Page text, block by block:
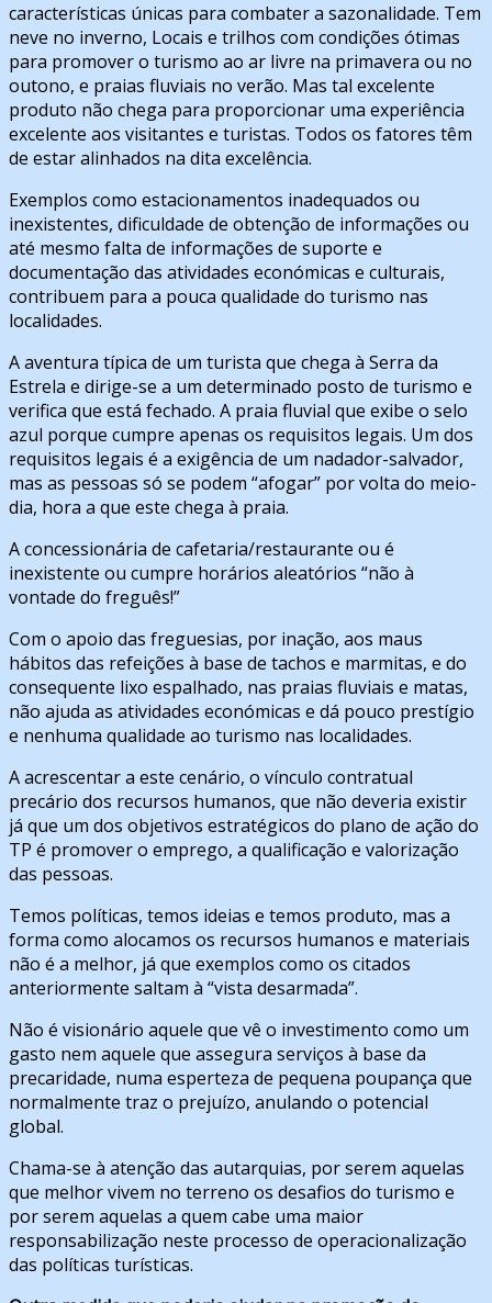
características únicas para combater a sazonalidade. Tem
neve no inverno, Locais e trilhos com condições ótimas
para promover o turismo ao ar livre na primavera ou no
outono, e praias fluviais no verão. Mas tal excelente
produto não chega para proporcionar uma experiência
excelente aos visitantes e turistas. Todos os fatores têm
de estar alinhados na dita excelência.
Exemplos como estacionamentos inadequados ou
inexistentes, dificuldade de obtenção de informações ou
até mesmo falta de informações de suporte e
documentação das atividades económicas e culturais,
contribuem para a pouca qualidade do turismo nas
localidades.
A aventura típica de um turista que chega à Serra da
Estrela e dirige-se a um determinado posto de turismo e
verifica que está fechado. A praia fluvial que exibe o selo
azul porque cumpre apenas os requisitos legais. Um dos
requisitos legais é a exigência de um nadador-salvador,
mas as pessoas só se podem “afogar” por volta do meio-
dia, hora a que este chega à praia.
A concessionária de cafetaria/restaurante ou é
inexistente ou cumpre horários aleatórios “não à
vontade do freguês!”
Com o apoio das freguesias, por inação, aos maus
hábitos das refeições à base de tachos e marmitas, e do
consequente lixo espalhado, nas praias fluviais e matas,
não ajuda as atividades económicas e dá pouco prestígio
e nenhuma qualidade ao turismo nas localidades.
A acrescentar a este cenário, o vínculo contratual
precário dos recursos humanos, que não deveria existir
já que um dos objetivos estratégicos do plano de ação do
TP é promover o emprego, a qualificação e valorização
das pessoas.
Temos políticas, temos ideias e temos produto, mas a
forma como alocamos os recursos humanos e materiais
não é a melhor, já que exemplos como os citados
anteriormente saltam à “vista desarmada”.
Não é visionário aquele que vê o investimento como um
gasto nem aquele que assegura serviços à base da
precaridade, numa esperteza de pequena poupança que
normalmente traz o prejuízo, anulando o potencial
global.
Chama-se à atenção das autarquias, por serem aquelas
que melhor vivem no terreno os desafios do turismo e
por serem aquelas a quem cabe uma maior
responsabilização neste processo de operacionalização
das políticas turísticas.